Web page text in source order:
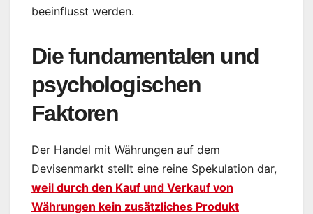
beeinflusst werden.
Die fundamentalen und
psychologischen
Faktoren
Der Handel mit Währungen auf dem
Devisenmarkt stellt eine reine Spekulation dar,
weil durch den Kauf und Verkauf von
Währungen kein zusätzliches Produkt